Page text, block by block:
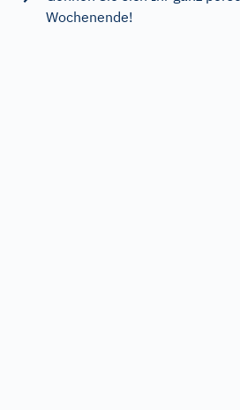
Wochenende!